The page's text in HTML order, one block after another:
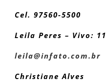
Cel. 97560-5500
Leila Peres – Vivo:
leila@infato.com.br
Christiane Alves